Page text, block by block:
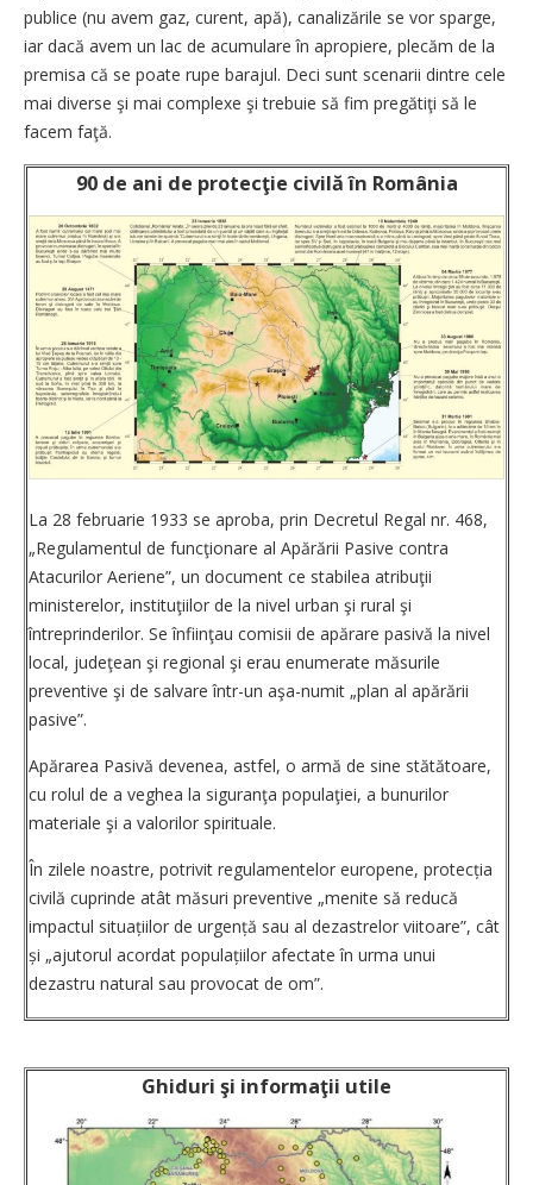
publice (nu avem gaz, curent, apă), canalizările se vor sparge,
iar dacă avem un lac de acumulare în apropiere, plecăm de la
premisa că se poate rupe barajul. Deci sunt scenarii dintre cele
mai diverse şi mai complexe şi trebuie să fim pregătiţi să le
facem faţă.
90 de ani de protecţie civilă în România
La 28 februarie 1933 se aproba, prin Decretul Regal nr. 468,
„Regulamentul de funcţionare al Apărării Pasive contra
Atacurilor Aeriene”, un document ce stabilea atribuţii
ministerelor, instituţiilor de la nivel urban şi rural şi
întreprinderilor. Se înfiinţau comisii de apărare pasivă la nivel
local, judeţean şi regional şi erau enumerate măsurile
preventive şi de salvare într-un aşa-numit „plan al apărării
pasive”.
Apărarea Pasivă devenea, astfel, o armă de sine stătătoare,
cu rolul de a veghea la siguranţa populaţiei, a bunurilor
materiale şi a valorilor spirituale.
În zilele noastre, potrivit regulamentelor europene, protecția
civilă cuprinde atât măsuri preventive „menite să reducă
impactul situațiilor de urgență sau al dezastrelor viitoare”, cât
și „ajutorul acordat populațiilor afectate în urma unui
dezastru natural sau provocat de om”.
Ghiduri şi informaţii utile